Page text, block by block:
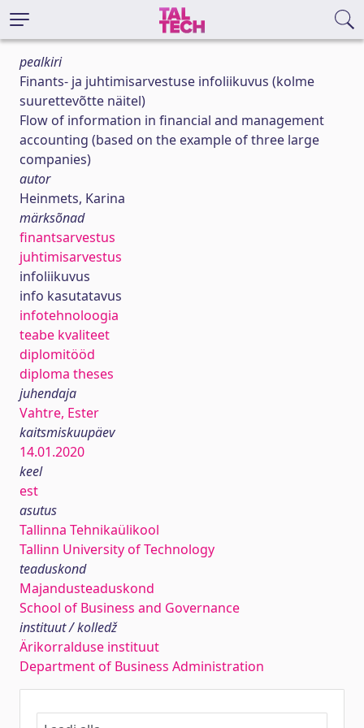
pealkiri
Finants- ja juhtimisarvestuse infoliikuvus (kolme
suurettevõtte näitel)
Flow of information in financial and management
accounting (based on the example of three large
companies)
autor
Heinmets, Karina
märksõnad
finantsarvestus
juhtimisarvestus
infoliikuvus
info kasutatavus
infotehnoloogia
teabe kvaliteet
diplomitööd
diploma theses
juhendaja
Vahtre, Ester
kaitsmiskuupäev
14.01.2020
keel
est
asutus
Tallinna Tehnikaülikool
Tallinn University of Technology
teaduskond
Majandusteaduskond
School of Business and Governance
instituut / kolledž
Ärikorralduse instituut
Department of Business Administration